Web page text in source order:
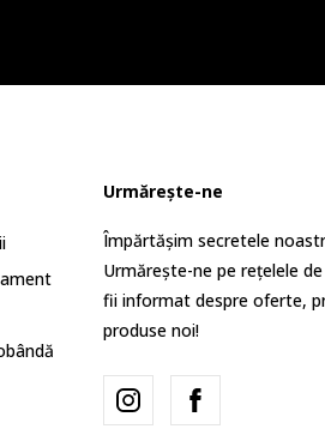
Urmărește-ne
Împărtășim secretele
Urmărește-ne pe rețelele
fii informat despre oferte,
produse noi!